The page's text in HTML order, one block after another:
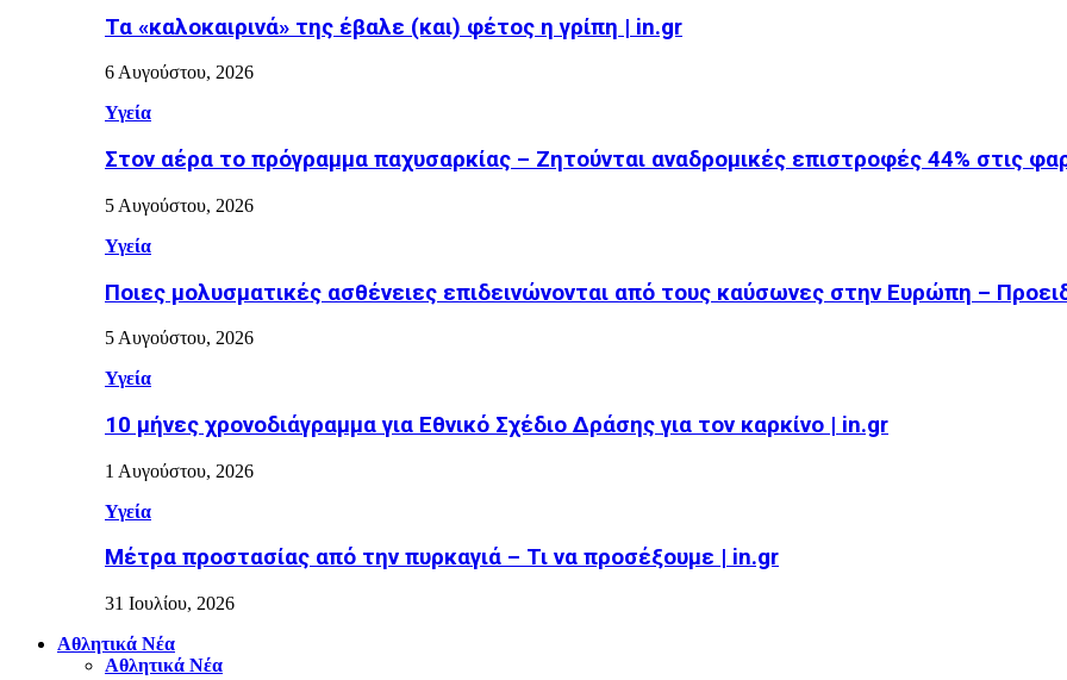
Τα «καλοκαιρινά» της έβαλε (και) φέτος η γρίπη | in.gr
6 Αυγούστου, 2026
Υγεία
Στον αέρα το πρόγραμμα παχυσαρκίας – Ζητούνται αναδρομικές επιστροφές 44% στις
5 Αυγούστου, 2026
Υγεία
Ποιες μολυσματικές ασθένειες επιδεινώνονται από τους καύσωνες στην Ευρώπη –
5 Αυγούστου, 2026
Υγεία
10 μήνες χρονοδιάγραμμα για Εθνικό Σχέδιο Δράσης για τον καρκίνο | in.gr
1 Αυγούστου, 2026
Υγεία
Μέτρα προστασίας από την πυρκαγιά – Τι να προσέξουμε | in.gr
31 Ιουλίου, 2026
Αθλητικά Νέα
Αθλητικά Νέα